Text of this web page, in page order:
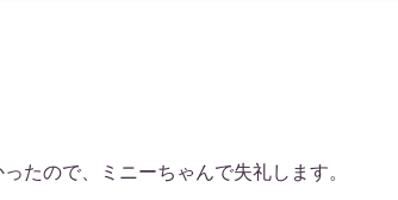
たので、ミニーちゃんで失礼します。